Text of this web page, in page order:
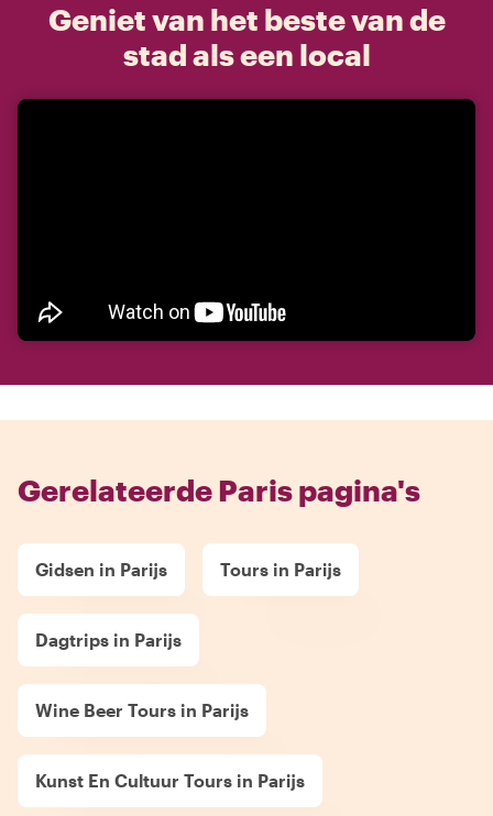
Geniet van het beste van de
stad als een local
Gerelateerde Paris pagina's
Gidsen in Parijs Tours in Parijs
Dagtrips in Parijs
Wine Beer Tours in Parijs
Kunst En Cultuur Tours in Parijs